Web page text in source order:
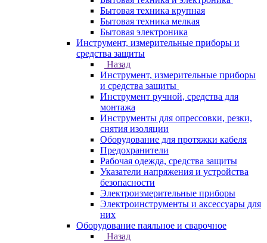
Бытовая техника крупная
Бытовая техника мелкая
Бытовая электроника
Инструмент, измерительные приборы и
средства защиты
Назад
Инструмент, измерительные приборы
и средства защиты
Инструмент ручной, средства для
монтажа
Инструменты для опрессовки, резки,
снятия изоляции
Оборудование для протяжки кабеля
Предохранители
Рабочая одежда, средства защиты
Указатели напряжения и устройства
безопасности
Электроизмерительные приборы
Электроинструменты и аксессуары для
них
Оборудование паяльное и сварочное
Назад